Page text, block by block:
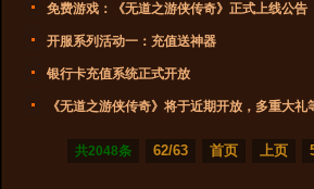
免费游戏：《无道之游侠传奇》正式上线公告
开服系列活动一：充值送神器
银行卡充值系统正式开放
《无道之游侠传奇》将于近期开放，多重大礼
共2048条 62/63 首页 上页